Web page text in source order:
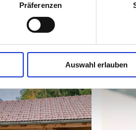
Präferenzen
Auswahl erlauben